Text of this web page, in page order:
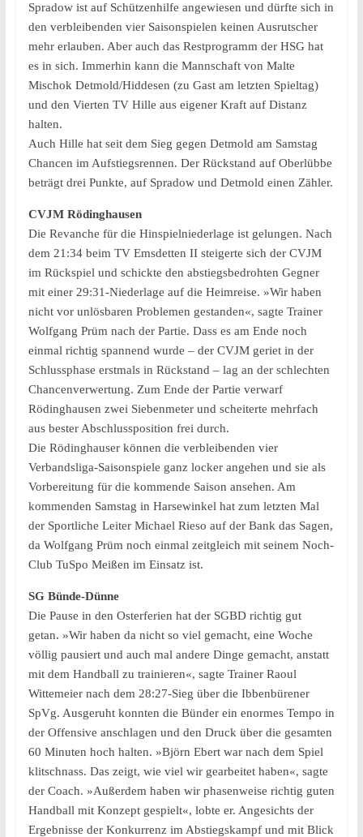
Spradow ist auf Schützenhilfe angewiesen und dürfte sich in
den verbleibenden vier Saisonspielen keinen Ausrutscher
mehr erlauben. Aber auch das Restprogramm der HSG hat
es in sich. Immerhin kann die Mannschaft von Malte
Mischok Detmold/Hiddesen (zu Gast am letzten Spieltag)
und den Vierten TV Hille aus eigener Kraft auf Distanz
halten.
Auch Hille hat seit dem Sieg gegen Detmold am Samstag
Chancen im Aufstiegsrennen. Der Rückstand auf Oberlübbe
beträgt drei Punkte, auf Spradow und Detmold einen Zähler.
CVJM Rödinghausen
Die Revanche für die Hinspielniederlage ist gelungen. Nach
dem 21:34 beim TV Emsdetten II steigerte sich der CVJM
im Rückspiel und schickte den abstiegsbedrohten Gegner
mit einer 29:31-Niederlage auf die Heimreise. »Wir haben
nicht vor unlösbaren Problemen gestanden«, sagte Trainer
Wolfgang Prüm nach der Partie. Dass es am Ende noch
einmal richtig spannend wurde – der CVJM geriet in der
Schlussphase erstmals in Rückstand – lag an der schlechten
Chancenverwertung. Zum Ende der Partie verwarf
Rödinghausen zwei Siebenmeter und scheiterte mehrfach
aus bester Abschlussposition frei durch.
Die Rödinghauser können die verbleibenden vier
Verbandsliga-Saisonspiele ganz locker angehen und sie als
Vorbereitung für die kommende Saison ansehen. Am
kommenden Samstag in Harsewinkel hat zum letzten Mal
der Sportliche Leiter Michael Rieso auf der Bank das Sagen,
da Wolfgang Prüm noch einmal zeitgleich mit seinem Noch-
Club TuSpo Meißen im Einsatz ist.
SG Bünde-Dünne
Die Pause in den Osterferien hat der SGBD richtig gut
getan. »Wir haben da nicht so viel gemacht, eine Woche
völlig pausiert und auch mal andere Dinge gemacht, anstatt
mit dem Handball zu trainieren«, sagte Trainer Raoul
Wittemeier nach dem 28:27-Sieg über die Ibbenbürener
SpVg. Ausgeruht konnten die Bünder ein enormes Tempo in
der Offensive anschlagen und den Druck über die gesamten
60 Minuten hoch halten. »Björn Ebert war nach dem Spiel
klitschnass. Das zeigt, wie viel wir gearbeitet haben«, sagte
der Coach. »Außerdem haben wir phasenweise richtig guten
Handball mit Konzept gespielt«, lobte er. Angesichts der
Ergebnisse der Konkurrenz im Abstiegskampf und mit Blick